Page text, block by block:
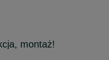
montaż!